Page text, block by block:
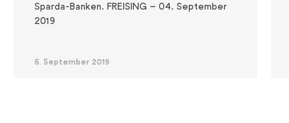
Sparda-Banken. FREISING – 04. September
2019
5. September 2019